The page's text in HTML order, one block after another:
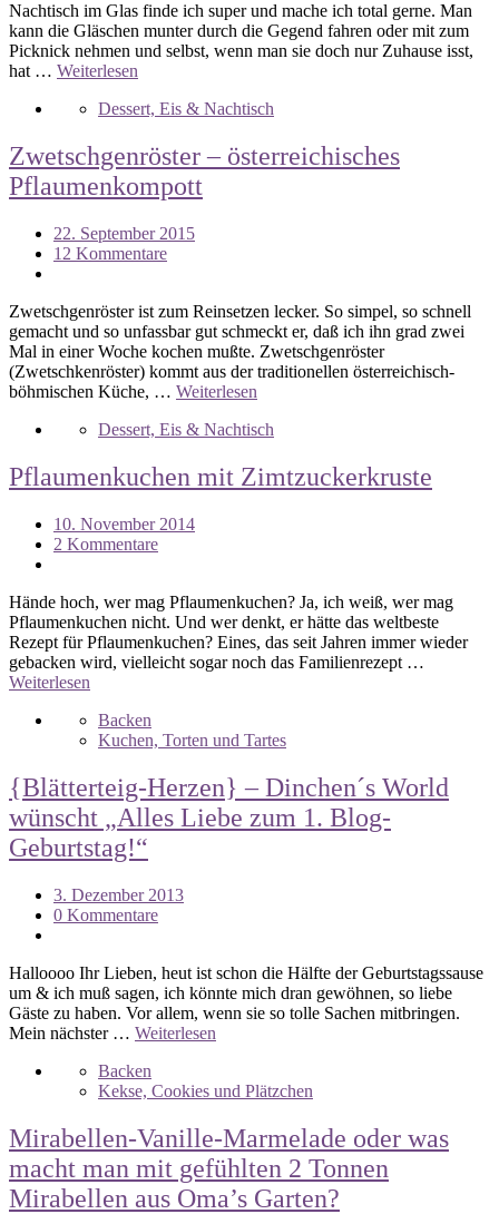
Nachtisch im Glas finde ich super und mache ich total gerne. Man
kann die Gläschen munter durch die Gegend fahren oder mit zum
Picknick nehmen und selbst, wenn man sie doch nur Zuhause isst,
hat … Weiterlesen
Dessert, Eis & Nachtisch
Zwetschgenröster – österreichisches
Pflaumenkompott
22. September 2015
12 Kommentare
Zwetschgenröster ist zum Reinsetzen lecker. So simpel, so schnell
gemacht und so unfassbar gut schmeckt er, daß ich ihn grad zwei
Mal in einer Woche kochen mußte. Zwetschgenröster
(Zwetschkenröster) kommt aus der traditionellen österreichisch-
böhmischen Küche, … Weiterlesen
Dessert, Eis & Nachtisch
Pflaumenkuchen mit Zimtzuckerkruste
10. November 2014
2 Kommentare
Hände hoch, wer mag Pflaumenkuchen? Ja, ich weiß, wer mag
Pflaumenkuchen nicht. Und wer denkt, er hätte das weltbeste
Rezept für Pflaumenkuchen? Eines, das seit Jahren immer wieder
gebacken wird, vielleicht sogar noch das Familienrezept …
Weiterlesen
Backen
Kuchen, Torten und Tartes
{Blätterteig-Herzen} – Dinchen´s World
wünscht „Alles Liebe zum 1. Blog-
Geburtstag!“
3. Dezember 2013
0 Kommentare
Halloooo Ihr Lieben, heut ist schon die Hälfte der Geburtstagssause
um & ich muß sagen, ich könnte mich dran gewöhnen, so liebe
Gäste zu haben. Vor allem, wenn sie so tolle Sachen mitbringen.
Mein nächster … Weiterlesen
Backen
Kekse, Cookies und Plätzchen
Mirabellen-Vanille-Marmelade oder was
macht man mit gefühlten 2 Tonnen
Mirabellen aus Oma’s Garten?